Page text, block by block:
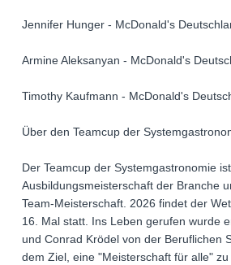
Jennifer Hunger - McDonald's
Armine Aleksanyan - McDonald's
Timothy Kaufmann - McDonald's
Über den Teamcup der
Der Teamcup der Systemgastronomie
Ausbildungsmeisterschaft der Branche
Team-Meisterschaft. 2026 findet der
16. Mal statt. Ins Leben gerufen wurde
und Conrad Krödel von der Beruflichen
dem Ziel, eine "Meisterschaft für alle"